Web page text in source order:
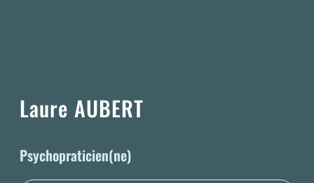
Laure AUBERT
Psychopraticien(ne)